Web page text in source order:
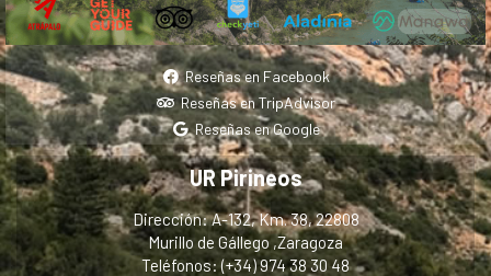
Reseñas en Facebook
Reseñas en TripAdvisor
Reseñas en Google
UR Pirineos
Dirección: A-132, Km. 38, 22808
Murillo de Gállego ,Zaragoza
Teléfonos: (+34) 974 38 30 48